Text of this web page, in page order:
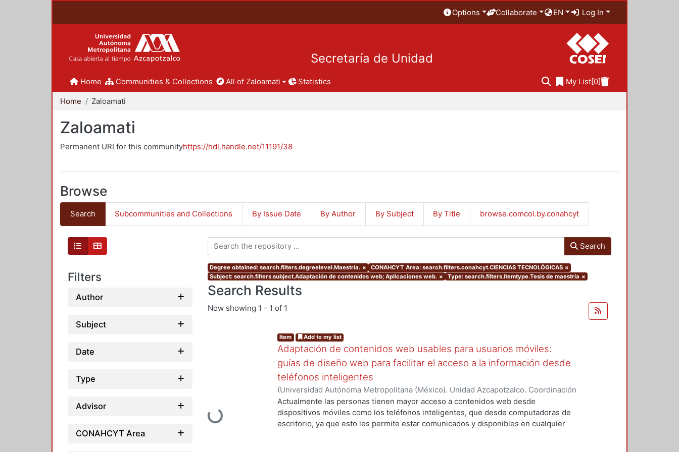
Options Collaborate EN Log In
Secretaría de Unidad
Home Communities & Collections All of Zaloamati Statistics My List[0]
Home Zaloamati
Zaloamati
Permanent URI for this communityhttps://hdl.handle.net/11191/38
Browse
Search Subcommunities and Collections By Issue Date By Author By Subject By Title browse.comcol.by.conahcyt
Filters
Author
Subject
Date
Type
Advisor
CONAHCYT Area
Search
Degree obtained: search.filters.degreelevel.Maestría. × CONAHCYT Area: search.filters.conahcyt.CIENCIAS TECNOLÓGICAS ×
Subject: search.filters.subject.Adaptación de contenidos web; Aplicaciones web. × Type: search.filters.itemtype.Tesis de maestría ×
Search Results
Now showing 1 - 1 of 1
Loading...
Item Add to my list
Adaptación de contenidos web usables para usuarios móviles:
guías de diseño web para facilitar el acceso a la información desde
teléfonos inteligentes
(Universidad Autónoma Metropolitana (México). Unidad Azcapotzalco. Coordinación
de Servicios de Información.,2012-07)Granados García, Araceli
Actualmente las personas tienen mayor acceso a contenidos web desde
dispositivos móviles como los teléfonos inteligentes, que desde computadoras de
escritorio, ya que esto les permite estar comunicados y disponibles en cualquier